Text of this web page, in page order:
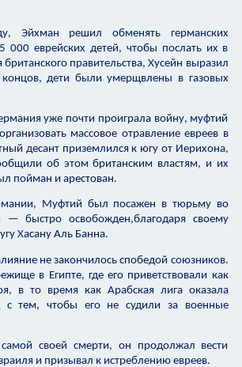
Эйхман решил обменять германских
000 еврейских детей, чтобы послать их в
британского правительства, Хусейн выразил
дети были умерщвлены в газовых
уже почти проиграла войну, муфтий
массовое отравление евреев в
десант приземлился к югу от Иерихона,
об этом британским властям, и их
пойман и арестован.
Муфтий был посажен в тюрьму во
быстро освобожден,благодаря своему
Хасану Аль Банна.
не закончилось спобедой союзников.
в Египте, где его приветствовали как
в то время как Арабская лига оказала
с тем, чтобы его не судили за военные
своей смерти, он продолжал вести
и призывал к истреблению евреев.